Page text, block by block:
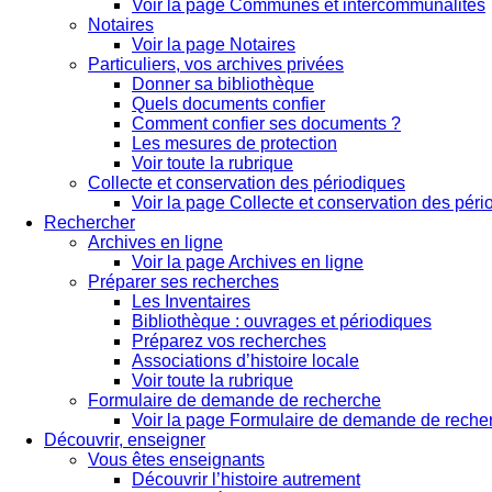
Voir la page Communes et intercommunalités
Notaires
Voir la page Notaires
Particuliers, vos archives privées
Donner sa bibliothèque
Quels documents confier
Comment confier ses documents ?
Les mesures de protection
Voir toute la rubrique
Collecte et conservation des périodiques
Voir la page Collecte et conservation des
Rechercher
Archives en ligne
Voir la page Archives en ligne
Préparer ses recherches
Les Inventaires
Bibliothèque : ouvrages et périodiques
Préparez vos recherches
Associations d’histoire locale
Voir toute la rubrique
Formulaire de demande de recherche
Voir la page Formulaire de demande de
Découvrir, enseigner
Vous êtes enseignants
Découvrir l’histoire autrement